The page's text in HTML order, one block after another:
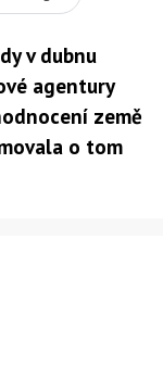
v dubnu
agentury
země
o tom